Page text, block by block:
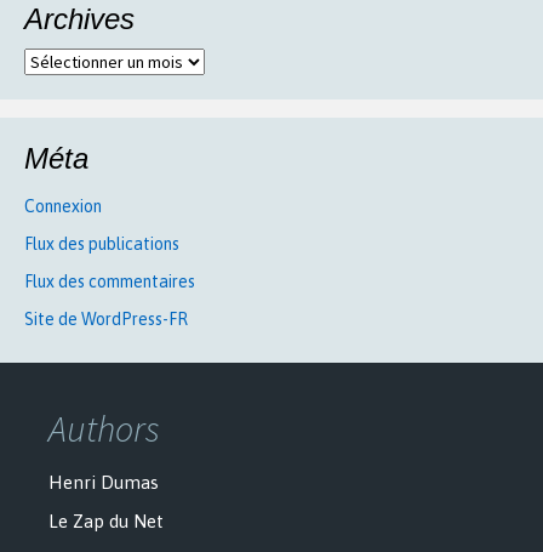
Archives
Archives
Méta
Connexion
Flux des publications
Flux des commentaires
Site de WordPress-FR
Authors
Henri Dumas
Le Zap du Net